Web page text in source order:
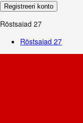
Registreeri konto
Röstsaiad 27
Röstsaiad 27